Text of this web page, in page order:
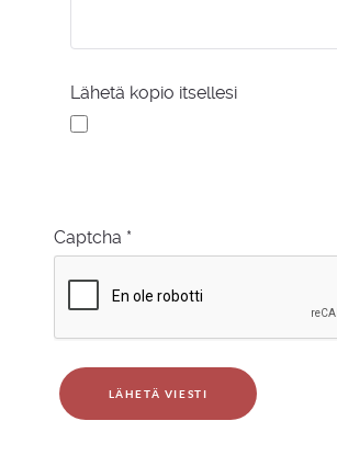
Lähetä kopio itsellesi
Captcha *
LÄHETÄ VIESTI